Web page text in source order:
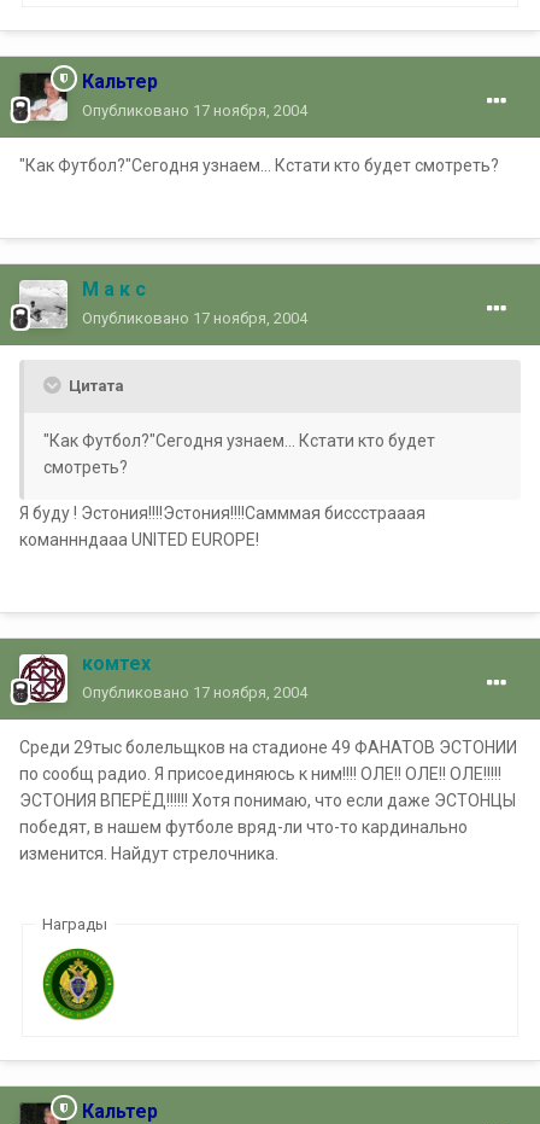
Кальтер
Опубликовано 17 ноября, 2004
"Как Футбол?"Сегодня узнаем... Кстати кто будет смотреть?
М а к с
Опубликовано 17 ноября, 2004
Цитата
"Как Футбол?"Сегодня узнаем... Кстати кто будет
смотреть?
Я буду ! Эстония!!!!Эстония!!!!Самммая бисccтрааая
команнндааа UNITED EUROPE!
комтех
Опубликовано 17 ноября, 2004
Среди 29тыс болельщков на стадионе 49 ФАНАТОВ ЭСТОНИИ
по сообщ радио. Я присоединяюсь к ним!!!! ОЛЕ!! ОЛЕ!! ОЛЕ!!!!!
ЭСТОНИЯ ВПЕРЁД!!!!!! Хотя понимаю, что если даже ЭСТОНЦЫ
победят, в нашем футболе вряд-ли что-то кардинально
изменится. Найдут стрелочника.
Награды
Кальтер